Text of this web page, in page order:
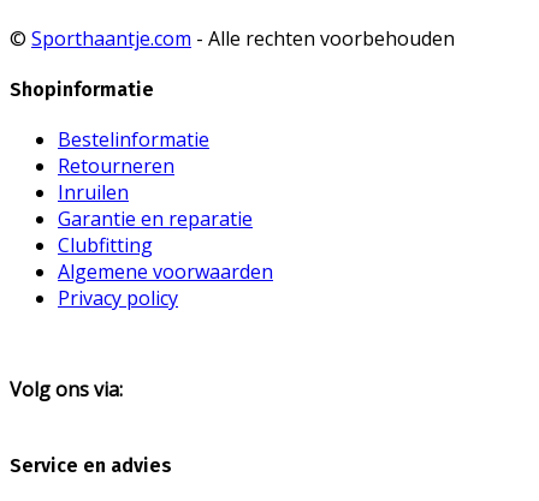
© Sporthaantje.com - Alle rechten voorbehouden
Shopinformatie
Bestelinformatie
Retourneren
Inruilen
Garantie en reparatie
Clubfitting
Algemene voorwaarden
Privacy policy
Volg ons via:
Service en advies